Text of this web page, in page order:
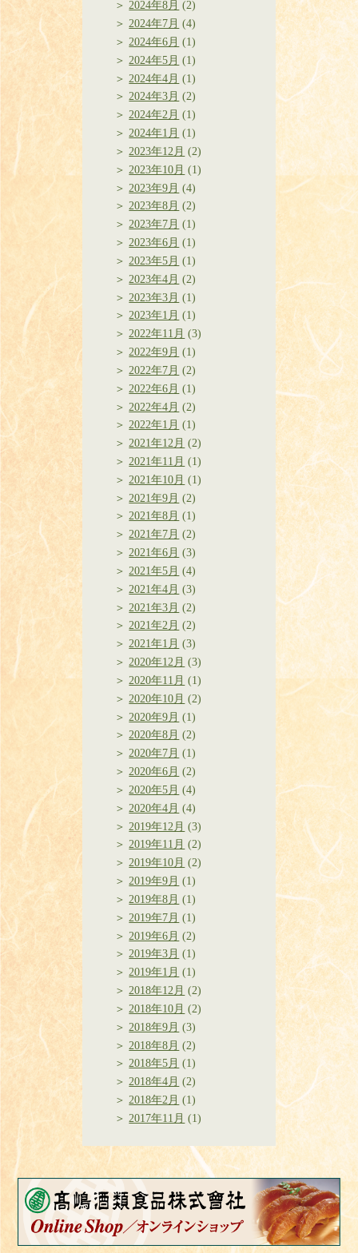
2024年8月 (2)
2024年7月 (4)
2024年6月 (1)
2024年5月 (1)
2024年4月 (1)
2024年3月 (2)
2024年2月 (1)
2024年1月 (1)
2023年12月 (2)
2023年10月 (1)
2023年9月 (4)
2023年8月 (2)
2023年7月 (1)
2023年6月 (1)
2023年5月 (1)
2023年4月 (2)
2023年3月 (1)
2023年1月 (1)
2022年11月 (3)
2022年9月 (1)
2022年7月 (2)
2022年6月 (1)
2022年4月 (2)
2022年1月 (1)
2021年12月 (2)
2021年11月 (1)
2021年10月 (1)
2021年9月 (2)
2021年8月 (1)
2021年7月 (2)
2021年6月 (3)
2021年5月 (4)
2021年4月 (3)
2021年3月 (2)
2021年2月 (2)
2021年1月 (3)
2020年12月 (3)
2020年11月 (1)
2020年10月 (2)
2020年9月 (1)
2020年8月 (2)
2020年7月 (1)
2020年6月 (2)
2020年5月 (4)
2020年4月 (4)
2019年12月 (3)
2019年11月 (2)
2019年10月 (2)
2019年9月 (1)
2019年8月 (1)
2019年7月 (1)
2019年6月 (2)
2019年3月 (1)
2019年1月 (1)
2018年12月 (2)
2018年10月 (2)
2018年9月 (3)
2018年8月 (2)
2018年5月 (1)
2018年4月 (2)
2018年2月 (1)
2017年11月 (1)